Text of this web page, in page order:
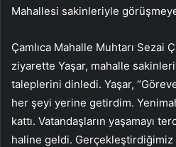
Mahallesi sakinleriyle
Çamlıca Mahalle Muhtarı Sezai
ziyarette Yaşar, mahalle
taleplerini dinledi. Yaşar,
her şeyi yerine getirdim.
kattı. Vatandaşların yaşamayı
haline geldi. Gerçekleştirdiğimiz